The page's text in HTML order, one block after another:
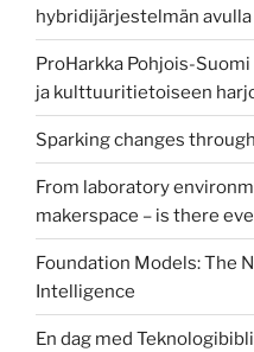
hybridijärjestelmän avulla
ProHarkka Pohjois-
ja kulttuuritietoiseen
Sparking changes
From laboratory
makerspace – is there
Foundation Models: The
Intelligence
En dag med